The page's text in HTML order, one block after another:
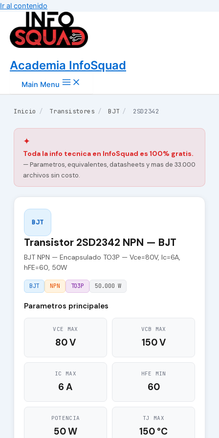
Ir al contenido
Academia InfoSquad
Main Menu
Inicio / Transistores / BJT / 2SD2342
✦
Toda la info tecnica en InfoSquad es 100% gratis.
— Parametros, equivalentes, datasheets y mas de 33.000
archivos sin costo.
BJT
Transistor 2SD2342 NPN — BJT
BJT NPN — Encapsulado TO3P — Vce=80V, Ic=6A,
hFE=60, 50W
BJT NPN TO3P 50.000 W
Parametros principales
VCE MAX
80 V
VCB MAX
150 V
IC MAX
6 A
HFE MIN
60
POTENCIA
50 W
TJ MAX
150 °C